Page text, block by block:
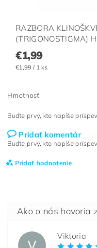
RAZBORA
(TRIGONOSTIGMA)
€1,99
€1,99 / 1 ks
Hmotnosť
Buďte prvý, kto napíše
Pridať komentár
Buďte prvý, kto napíše
Pridať hodnotenie
Viktoria